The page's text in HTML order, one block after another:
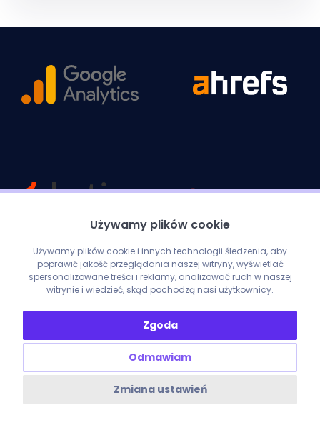
Używamy plików cookie
Używamy plików cookie i innych technologii śledzenia, aby
poprawić jakość przeglądania naszej witryny, wyświetlać
spersonalizowane treści i reklamy, analizować ruch w naszej
witrynie i wiedzieć, skąd pochodzą nasi użytkownicy.
Zgoda
Odmawiam
Zmiana ustawień